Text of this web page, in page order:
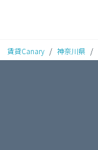
賃貸Canary / 神奈川県 /